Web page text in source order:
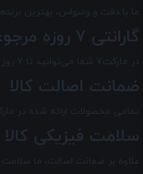
ما با دقت و وسواس، بهترین
گارانتی 7 روزه مرجوعی
در مارکت7 شما می‌توانید تا 7 روز پس از دریافت کالا، در صورت وجود ایراد فنی، آن را مرجوع کرده تعویض می کنیم و یا وجه خود را به طور کامل دریافت کنید.
ضمانت اصالت کالا
تمامی محصولات ارائه شده در
سلامت فیزیکی کالا
علاوه بر ضمانت اصالت، ما